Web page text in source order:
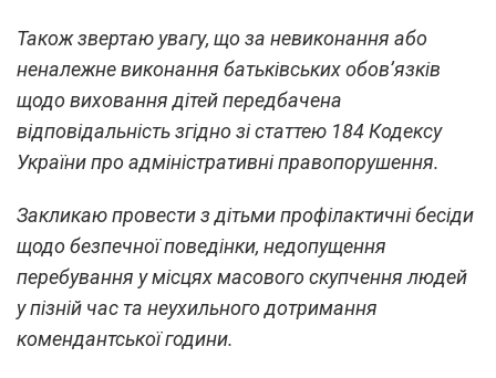
Також звертаю увагу, що за невиконання або
неналежне виконання батьківських обов’язків
щодо виховання дітей передбачена
відповідальність згідно зі статтею 184 Кодексу
України про адміністративні правопорушення.
Закликаю провести з дітьми профілактичні бесіди
щодо безпечної поведінки, недопущення
перебування у місцях масового скупчення людей
у пізній час та неухильного дотримання
комендантської години.